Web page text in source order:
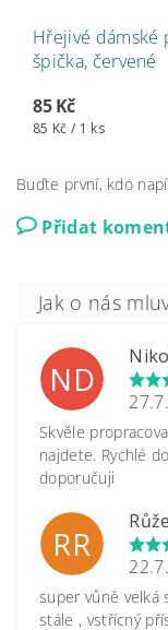
Hřejivé dámské
špička, červené
85 Kč
85 Kč / 1 ks
Buďte první, kdo
Přidat
ND
Skvěle
najdete. Rychlé
doporučuji
RR
super vůně velká
stále , vstřícný